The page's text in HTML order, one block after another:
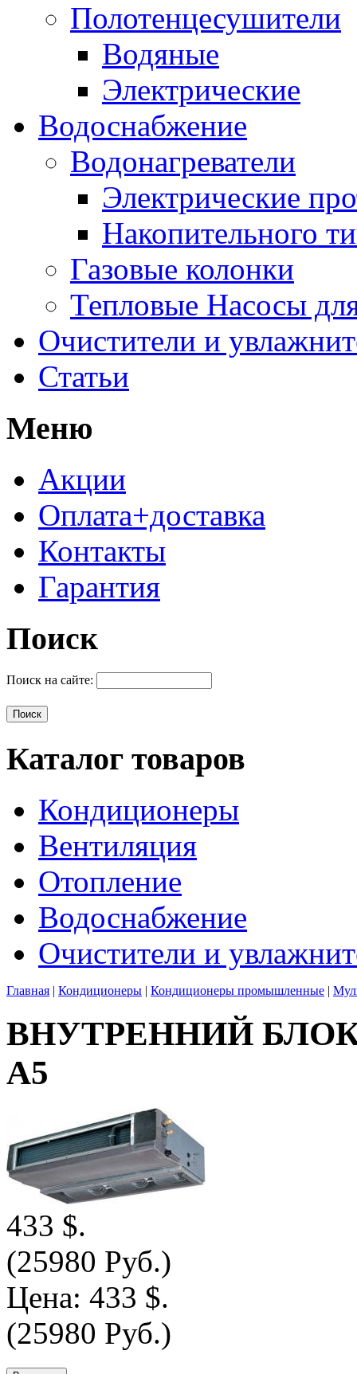
Полотенцесушители
Водяные
Электрические
Водоснабжение
Водонагреватели
Электрические
Накопительного
Газовые колонки
Тепловые Насосы
Очистители и
Статьи
Меню
Акции
Оплата+доставка
Контакты
Гарантия
Поиск
Поиск на сайте:
Каталог товаров
Кондиционеры
Вентиляция
Отопление
Водоснабжение
Очистители и
Главная | Кондиционеры | Кондиционеры промышленные |
ВНУТРЕННИЙ БЛОК
A5
433 $.
(25980 Руб.)
Цена: 433 $.
(25980 Руб.)